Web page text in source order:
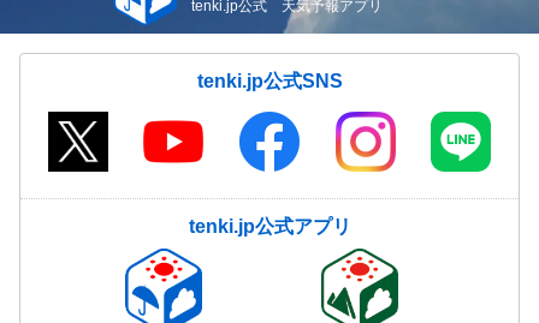
tenki.jp公式 天気予報アプリ
tenki.jp公式SNS
tenki.jp公式アプリ